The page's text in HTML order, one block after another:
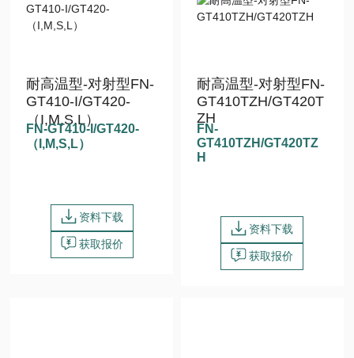
耐高温型-对射型FN-
GT410-I/GT420-
（I,M,S,L）
FN-GT410-I/GT420-
（I,M,S,L）
资料下载
获取报价
耐高温型-对射型FN-
GT410TZH/GT420T
ZH
FN-
GT410TZH/GT420TZ
H
资料下载
获取报价